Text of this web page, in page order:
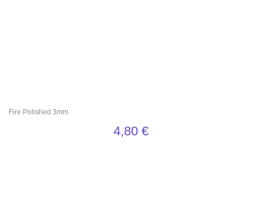
Fire Polished 3mm
4,80 €